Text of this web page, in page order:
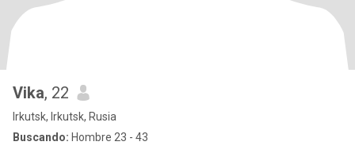
Vika, 22
Irkutsk, Irkutsk, Rusia
Buscando: Hombre 23 - 43